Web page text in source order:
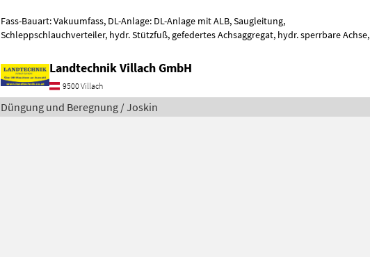
Fass-Bauart: Vakuumfass, DL-Anlage: DL-Anlage mit ALB, Saugleitung,
Schleppschlauchverteiler, hydr. Stützfuß, gefedertes Achsaggregat, hydr. sperrbare Achse,
Landtechnik Villach GmbH
9500 Villach
Düngung und Beregnung / Joskin